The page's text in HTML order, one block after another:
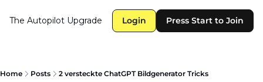
The Autopilot Upgrade Login Press Start to Join
Home Posts 2 versteckte ChatGPT Bildgenerator Tricks